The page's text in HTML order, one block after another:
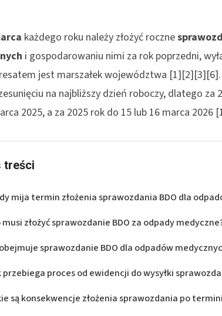
każdego roku należy złożyć roczne
i gospodarowaniu nimi za rok poprzedni,
jest marszałek województwa
na najbliższy dzień roboczy, dlatego za
2025, a za 2025 rok do 15 lub 16 marca
treści
mija termin złożenia sprawozdania BDO dla
musi złożyć sprawozdanie BDO za odpady
sprawozdanie BDO dla odpadów
przebiega proces od ewidencji do wysyłki
są konsekwencje złożenia sprawozdania po